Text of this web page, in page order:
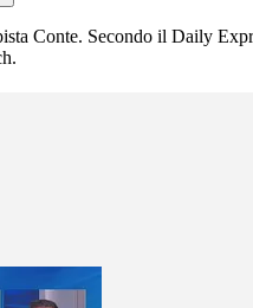
Conte. Secondo il Daily